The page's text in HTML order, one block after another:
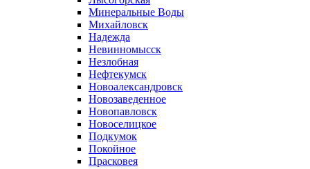
Минеральные Воды
Михайловск
Надежда
Невинномысск
Незлобная
Нефтекумск
Новоалександровск
Новозаведенное
Новопавловск
Новоселицкое
Подкумок
Покойное
Прасковея